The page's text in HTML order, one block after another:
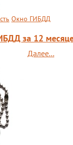
Окно ГИБДД
за 12
Далее...